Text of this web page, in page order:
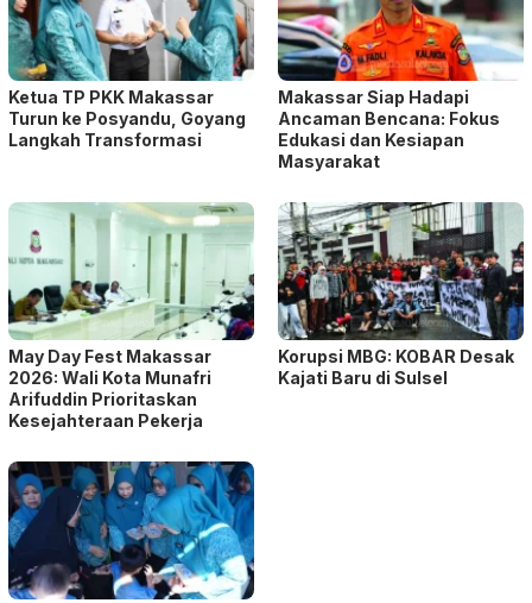
Ketua TP PKK Makassar
Turun ke Posyandu, Goyang
Langkah Transformasi
Makassar Siap Hadapi
Ancaman Bencana: Fokus
Edukasi dan Kesiapan
Masyarakat
May Day Fest Makassar
2026: Wali Kota Munafri
Arifuddin Prioritaskan
Kesejahteraan Pekerja
Korupsi MBG: KOBAR Desak
Kajati Baru di Sulsel